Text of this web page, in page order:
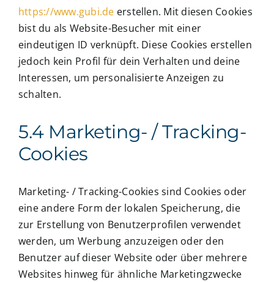
https://www.gubi.de erstellen. Mit diesen Cookies
bist du als Website-Besucher mit einer
eindeutigen ID verknüpft. Diese Cookies erstellen
jedoch kein Profil für dein Verhalten und deine
Interessen, um personalisierte Anzeigen zu
schalten.
5.4 Marketing- / Tracking-
Cookies
Marketing- / Tracking-Cookies sind Cookies oder
eine andere Form der lokalen Speicherung, die
zur Erstellung von Benutzerprofilen verwendet
werden, um Werbung anzuzeigen oder den
Benutzer auf dieser Website oder über mehrere
Websites hinweg für ähnliche Marketingzwecke